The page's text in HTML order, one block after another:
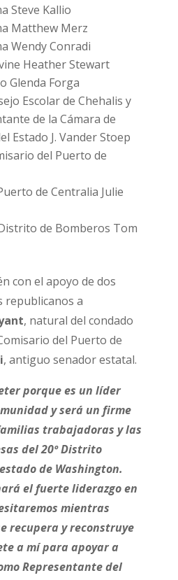
Steve Kallio
Matthew Merz
Wendy Conradi
Heather Stewart
Glenda Forga
Escolar de Chehalis y
de la Cámara de
Estado J. Vander Stoep
del Puerto de
de Centralia Julie
de Bomberos Tom
con el apoyo de dos
republicanos a
, natural del condado
del Puerto de
, antiguo senador estatal.
porque es un líder
y será un firme
trabajadoras y las
del 20º Distrito
de Washington.
el fuerte liderazgo en
mientras
recupera y reconstruye
a mí para apoyar a
Representante del